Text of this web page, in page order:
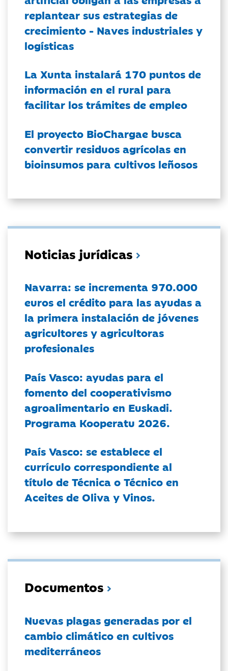
replantear sus estrategias de
crecimiento - Naves industriales y
logísticas
La Xunta instalará 170 puntos de
información en el rural para
facilitar los trámites de empleo
El proyecto BioChargae busca
convertir residuos agrícolas en
bioinsumos para cultivos leñosos
Noticias jurídicas
Navarra: se incrementa 970.000
euros el crédito para las ayudas a
la primera instalación de jóvenes
agricultores y agricultoras
profesionales
País Vasco: ayudas para el
fomento del cooperativismo
agroalimentario en Euskadi.
Programa Kooperatu 2026.
País Vasco: se establece el
currículo correspondiente al
título de Técnica o Técnico en
Aceites de Oliva y Vinos.
Documentos
Nuevas plagas generadas por el
cambio climático en cultivos
mediterráneos